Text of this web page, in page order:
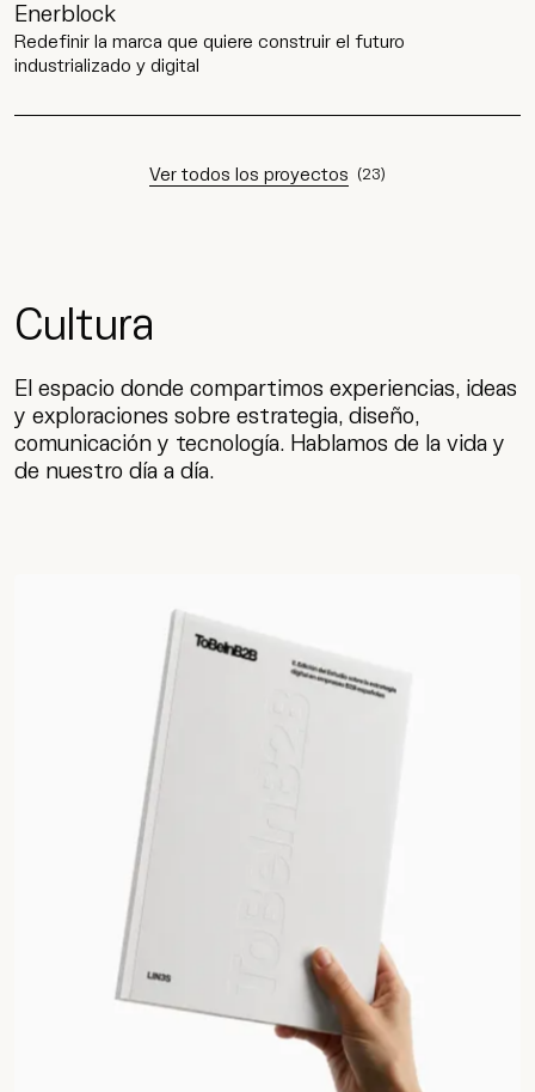
Enerblock
Redefinir la marca que quiere construir el futuro
industrializado y digital
Ver todos los proyectos
Ver todos los proyectos (23)
Cultura
El espacio donde compartimos experiencias, ideas
y exploraciones sobre estrategia, diseño,
comunicación y tecnología. Hablamos de la vida y
de nuestro día a día.